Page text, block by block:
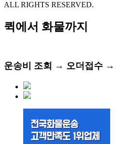
ALL RIGHTS RESERVED.
퀵에서 화물까지
운송비 조회 → 오더접수 →